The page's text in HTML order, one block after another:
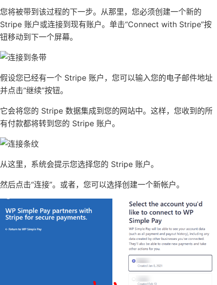
您将被带到该过程的下一步。从那里，您必须创建一个新的
Stripe 账户或连接到现有账户。单击“Connect with Stripe”按
钮移动到下一个屏幕。
假设您已经有一个 Stripe 账户，您可以输入您的电子邮件地址
并点击“继续”按钮。
它会将您的 Stripe 数据集成到您的网站中。这样，您收到的所
有付款都将转到您的 Stripe 账户。
从这里，系统会提示您选择您的 Stripe 账户。
然后点击“连接”。或者，您可以选择创建一个新帐户。